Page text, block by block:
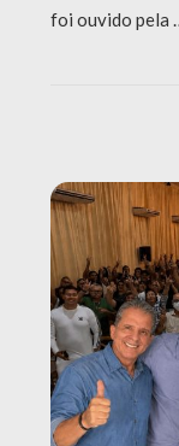
foi ouvido pela